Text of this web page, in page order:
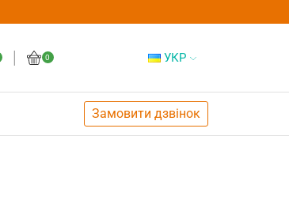
0 УКР
Замовити дзвінок